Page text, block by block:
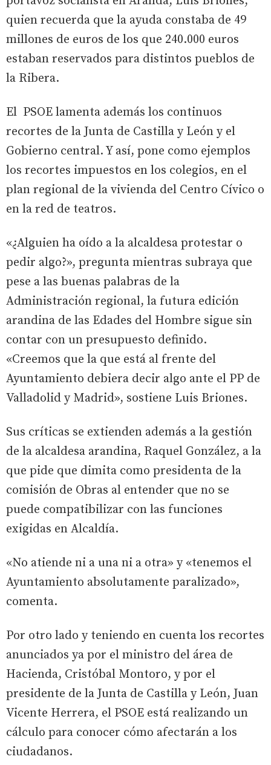
quien recuerda que la ayuda constaba de 49
millones de euros de los que 240.000 euros
estaban reservados para distintos pueblos de
la Ribera.
El PSOE lamenta además los continuos
recortes de la Junta de Castilla y León y el
Gobierno central. Y así, pone como ejemplos
los recortes impuestos en los colegios, en el
plan regional de la vivienda del Centro Cívico o
en la red de teatros.
«¿Alguien ha oído a la alcaldesa protestar o
pedir algo?», pregunta mientras subraya que
pese a las buenas palabras de la
Administración regional, la futura edición
arandina de las Edades del Hombre sigue sin
contar con un presupuesto definido.
«Creemos que la que está al frente del
Ayuntamiento debiera decir algo ante el PP de
Valladolid y Madrid», sostiene Luis Briones.
Sus críticas se extienden además a la gestión
de la alcaldesa arandina, Raquel González, a la
que pide que dimita como presidenta de la
comisión de Obras al entender que no se
puede compatibilizar con las funciones
exigidas en Alcaldía.
«No atiende ni a una ni a otra» y «tenemos el
Ayuntamiento absolutamente paralizado»,
comenta.
Por otro lado y teniendo en cuenta los recortes
anunciados ya por el ministro del área de
Hacienda, Cristóbal Montoro, y por el
presidente de la Junta de Castilla y León, Juan
Vicente Herrera, el PSOE está realizando un
cálculo para conocer cómo afectarán a los
ciudadanos.